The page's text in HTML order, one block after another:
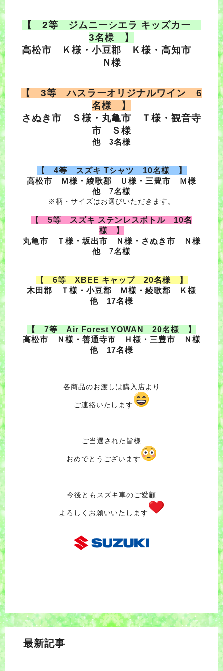
【 2等 ジムニーシエラ キッズカー
3名様 】
高松市 Ｋ様・小豆郡 Ｋ様・ 高知市
Ｎ様
【 3等 ハスラーオリジナルワイン 6
名様 】
さぬき市 Ｓ様・ 丸亀市 Ｔ様・ 観音寺
市 Ｓ様
他 3名様
【 4等 スズキ Tシャツ 10名様 】
高松市 Ｍ様・ 綾歌郡 Ｕ様・ 三豊市 Ｍ様
他 7名様
※柄・サイズはお選びいただきます。
【 5等 スズキ ステンレスボトル 10名
様 】
丸亀市 Ｔ様・ 坂出市 Ｎ様・ さぬき市 Ｎ様
他 7名様
【 6等 XBEE キャップ 20名様 】
木田郡 Ｔ様・ 小豆郡 Ｍ様・ 綾歌郡 Ｋ様
他 17名様
【 7等 Air Forest YOWAN 20名様 】
高松市 Ｎ様・ 善通寺市 Ｈ様・ 三豊市 Ｎ様
他 17名様
各商品のお渡しは購入店より
ご連絡いたします
ご当選された皆様
おめでとうございます
今後ともスズキ車のご愛顧
よろしくお願いいたします
最新記事